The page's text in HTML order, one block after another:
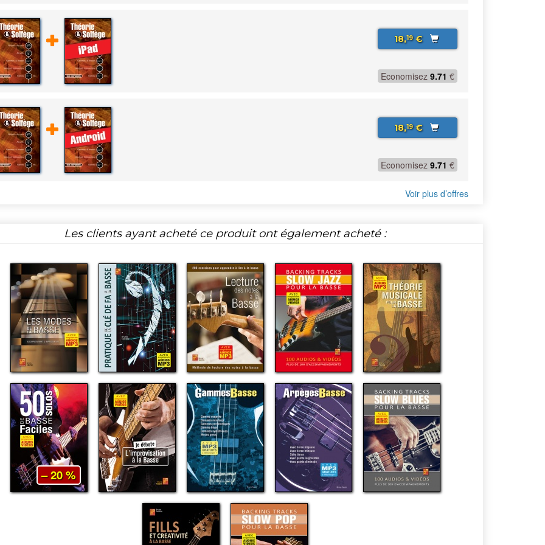
18,19€
Economisez 9.71 €
18,19€
Economisez 9.71 €
Voir plus d’offres
Les clients ayant acheté ce produit ont également acheté :
– 20 %